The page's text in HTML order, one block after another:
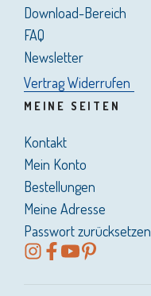
Download-Bereich
FAQ
Newsletter
Vertrag Widerrufen
MEINE SEITEN
Kontakt
Mein Konto
Bestellungen
Meine Adresse
Passwort zurücksetzen